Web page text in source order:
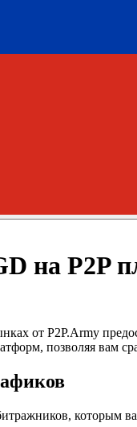
на P2P
от P2P.Army
позволяя вам
которым